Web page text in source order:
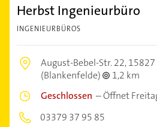
Herbst Ingenieurbüro
INGENIEURBÜROS
August-Bebel-Str. 22,
(Blankenfelde)
1,2 km
Geschlossen –Öffnet
03379 37 95 85